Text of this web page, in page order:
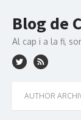
Blog de
Al cap i a la fi,
AUTHOR